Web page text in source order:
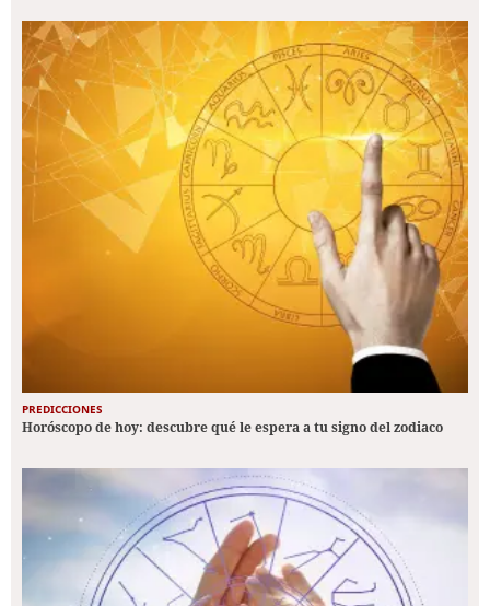
PREDICCIONES
Horóscopo de hoy: descubre qué le espera a tu signo del zodiaco